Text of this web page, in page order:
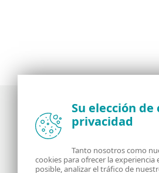
Noticias, opiniones y análisis de la
seguridad de ESET
Su elección de
privacidad
Tanto nosotros como
cookies para ofrecer la
posible, analizar el tráfico de